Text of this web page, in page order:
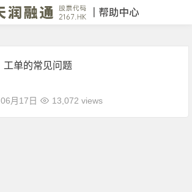
工单的常见问题
06月17日 13,072 views